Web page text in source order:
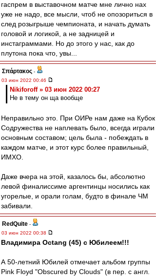
гаспрем в выставочном матче мне лично нах
уже не надо, все мысли, чтоб не опозориться в
след розыгрыше чемпионата, и начать думать
головой и логикой, а не задницей и
инстаграммами. Но до этого у нас, как до
плутона пока что, увы...
Σπάρτακος -
03 июн 2022 00:46
Nikiforoff » 03 июн 2022 00:27
Не в тему он ща вообще
Неправильно это. При ОИРе нам даже на Кубок
Содружества не наплевать было, всегда играли
основным составом; цель была - побеждать в
каждом матче, и этот курс более правильный,
ИМХО.
Даже вчера на этой, казалось бы, абсолютно
левой финалиссиме аргентинцы носились как
угорелые, и орали голам, будто в финале ЧМ
забивали.
RedQuite -
03 июн 2022 00:38
Владимира Octang (45) с Юбилеем!!!
А 50-летний Юбилей отмечает альбом группы
Pink Floyd "Obscured by Clouds" (в пер. с англ.